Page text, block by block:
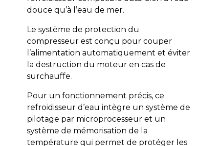
douce qu’à l’eau de mer.
Le système de protection du
compresseur est conçu pour couper
l’alimentation automatiquement et éviter
la destruction du moteur en cas de
surchauffe.
Pour un fonctionnement précis, ce
refroidisseur d’eau intègre un système de
pilotage par microprocesseur et un
système de mémorisation de la
température qui permet de protéger les